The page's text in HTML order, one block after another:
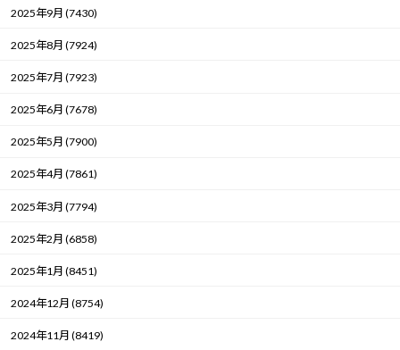
2025年9月 (7430)
2025年8月 (7924)
2025年7月 (7923)
2025年6月 (7678)
2025年5月 (7900)
2025年4月 (7861)
2025年3月 (7794)
2025年2月 (6858)
2025年1月 (8451)
2024年12月 (8754)
2024年11月 (8419)